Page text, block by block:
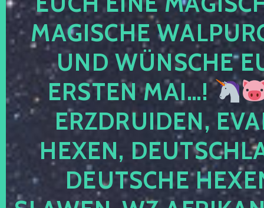
MAGISCHE
UND WÜNSCHE
ERSTEN MAI…!
ERZDRUIDEN,
HEXEN,
DEUTSCHE